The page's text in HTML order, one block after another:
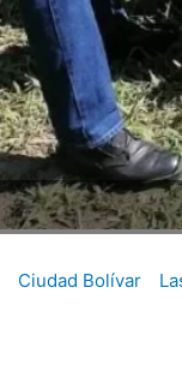
Ciudad Bolívar